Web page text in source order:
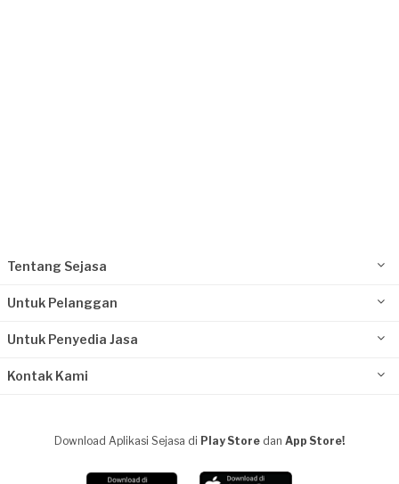
Tentang Sejasa
Untuk Pelanggan
Untuk Penyedia Jasa
Kontak Kami
Download Aplikasi Sejasa di Play Store dan App Store!